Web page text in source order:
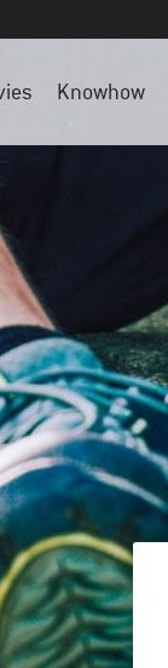
Knowhow